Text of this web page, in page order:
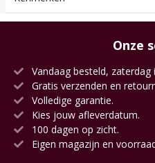
Onze
Vandaag besteld, zaterdag
Gratis verzenden en
Volledige garantie.
Kies jouw afleverdatum.
100 dagen op zicht.
Eigen magazijn en